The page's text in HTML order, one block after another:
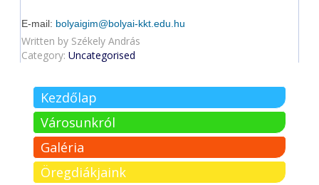
E-mail: bolyaigim@bolyai-kkt.edu.hu
Written by Székely András
Category:Uncategorised
Kezdőlap
Városunkról
Galéria
Öregdiákjaink